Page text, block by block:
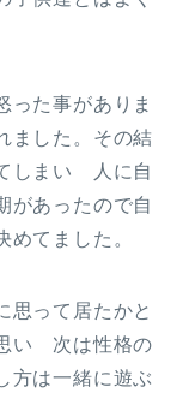
った事がありま
ました。その結
しまい 人に自
があったので自
てました。
って居たかと
い 次は性格の
方は一緒に遊ぶ